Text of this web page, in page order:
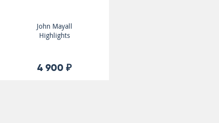
John Mayall
Highlights
4 900 ₽